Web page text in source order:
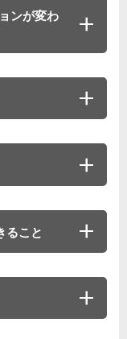
ンが変わ
ること